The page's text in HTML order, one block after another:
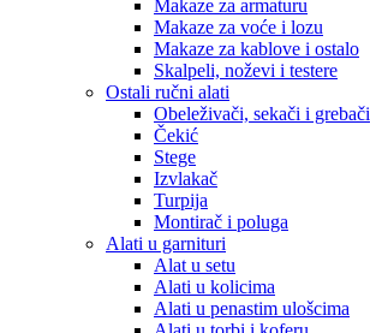
Makaze za armaturu
Makaze za voće i lozu
Makaze za kablove i ostalo
Skalpeli, noževi i testere
Ostali ručni alati
Obeleživači, sekači i grebači
Čekić
Stege
Izvlakač
Turpija
Montirač i poluga
Alati u garnituri
Alat u setu
Alati u kolicima
Alati u penastim ulošcima